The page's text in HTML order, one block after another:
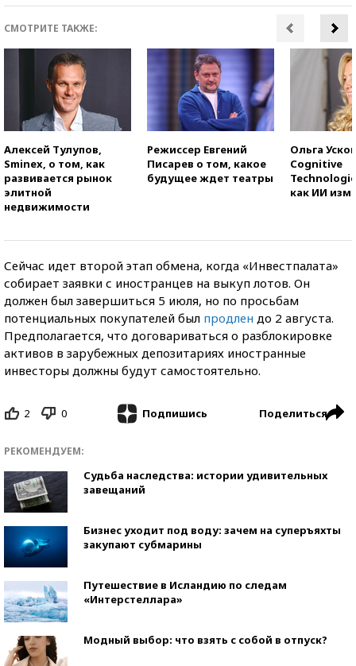
СМОТРИТЕ ТАКЖЕ:
Алексей Тулупов,
Sminex, о том, как
развивается рынок
элитной
недвижимости
Режиссер Евгений
Писарев о том, какое
будущее ждет театры
Ольга
Cognitive
как ИИ
Сейчас идет второй этап обмена, когда «Инвестпалата»
собирает заявки с иностранцев на выкуп лотов. Он
должен был завершиться 5 июля, но по просьбам
потенциальных покупателей был продлен до 2 августа.
Предполагается, что договариваться о разблокировке
активов в зарубежных депозитариях иностранные
инвесторы должны будут самостоятельно.
2 0 Подпишись Поделиться
РЕКОМЕНДУЕМ:
Судьба наследства: истории удивительных
завещаний
Бизнес уходит под воду: зачем на суперъяхты
закупают субмарины
Путешествие в Исландию по следам
«Интерстеллара»
Модный выбор: что взять с собой в отпуск?